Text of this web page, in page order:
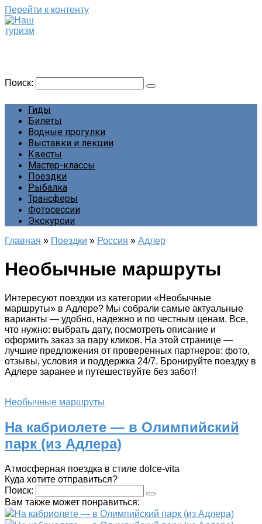
Перейти к контенту
Поиск:
Гиды
Билеты
Водные прогулки
Выставки и лекции
Квесты
Мастер-классы
Поездки
Рыбалка
Трансферы
Фотосессии
Экскурсии
Главная » Поездки » Россия » Адлер
Необычные маршруты
Интересуют поездки из категории «Необычные
маршруты» в Адлере? Мы собрали самые актуальные
варианты — удобно, надежно и по честным ценам. Все,
что нужно: выбрать дату, посмотреть описание и
оформить заказ за пару кликов. На этой странице —
лучшие предложения от проверенных партнеров: фото,
отзывы, условия и поддержка 24/7. Бронируйте поездку в
Адлере заранее и путешествуйте без забот!
Необычные маршруты
На кабриолете — в Олимпийский
парк (из Адлера)
Атмосферная поездка в стиле dolce-vita
Куда хотите отправиться?
Поиск:
Вам также может понравиться:
На кабриолете — в Олимпийский парк (из Адлера)